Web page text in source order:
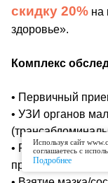
скидку 20% на
здоровье».
Комплекс
• Первичный
• УЗИ органов
• Расширенная
пробы (тест
Используя сайт
соглашаетесь с
Подробнее